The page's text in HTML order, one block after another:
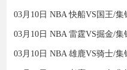
03月10日 NBA 快船VS国王/
03月10日 NBA 雷霆VS掘金/
03月10日 NBA 雄鹿VS骑士/